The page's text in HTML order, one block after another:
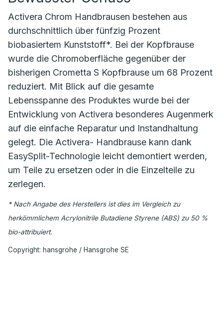
Activera Chrom Handbrausen bestehen aus
durchschnittlich über fünfzig Prozent
biobasiertem Kunststoff*. Bei der Kopfbrause
wurde die Chromoberfläche gegenüber der
bisherigen Crometta S Kopfbrause um 68 Prozent
reduziert. Mit Blick auf die gesamte
Lebensspanne des Produktes wurde bei der
Entwicklung von Activera besonderes Augenmerk
auf die einfache Reparatur und Instandhaltung
gelegt. Die Activera- Handbrause kann dank
EasySplit-Technologie leicht demontiert werden,
um Teile zu ersetzen oder in die Einzelteile zu
zerlegen.
* Nach Angabe des Herstellers ist dies im Vergleich zu
herkömmlichem Acrylonitrile Butadiene Styrene (ABS) zu 50 %
bio-attribuiert.
Copyright: hansgrohe / Hansgrohe SE